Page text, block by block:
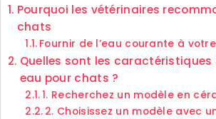
Pourquoi les vétérinaires
chats
Fournir de l’eau courante à
Quelles sont les
eau pour chats ?
1. Recherchez un modèle en
2. Choisissez un modèle avec